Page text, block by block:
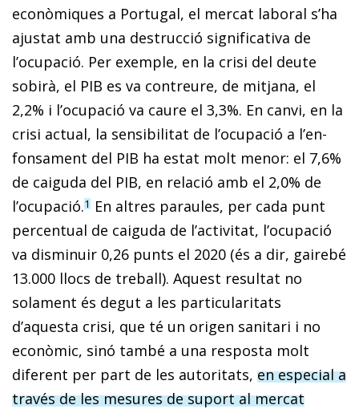
econòmiques a Portugal, el mercat laboral s’ha
ajustat amb una destrucció significativa de
l’ocupació. Per exemple, en la crisi del deute
sobirà, el PIB es va contreure, de mitjana, el
2,2% i l’ocupació va caure el 3,3%. En canvi, en la
crisi actual, la sensibilitat de l’ocupació a l’en­­
fon­­sa­­ment del PIB ha estat molt menor: el 7,6%
de caiguda del PIB, en relació amb el 2,0% de
l’ocupació.1 En altres paraules, per cada punt
percentual de caiguda de l’activitat, l’ocupació
va disminuir 0,26 punts el 2020 (és a dir, gairebé
13.000 llocs de treball). Aquest resultat no
solament és degut a les particularitats
d’aquesta crisi, que té un origen sanitari i no
econòmic, sinó també a una resposta molt
diferent per part de les autoritats, en especial a
través de les mesures de suport al mercat